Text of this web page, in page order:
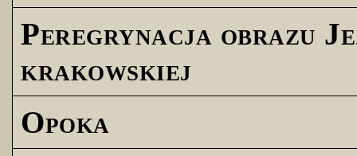
Peregrynacja obrazu
krakowskiej
Opoka